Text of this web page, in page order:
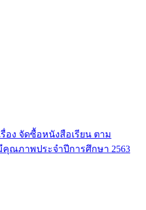
อง จัดซื้อหนังสือเรียน ตาม
คุณภาพประจำปีการศึกษา 2563